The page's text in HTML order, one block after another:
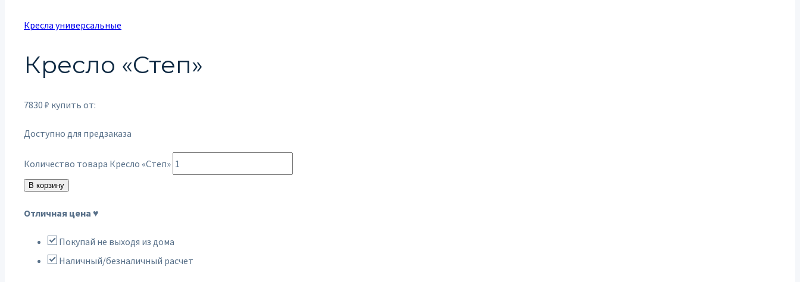
Кресла универсальные
Кресло «Степ»
7830 ₽ купить от:
Доступно для предзаказа
Количество товара Кресло «Степ»
В корзину
Отличная цена ♥
Покупай не выходя из дома
Наличный/безналичный расчет